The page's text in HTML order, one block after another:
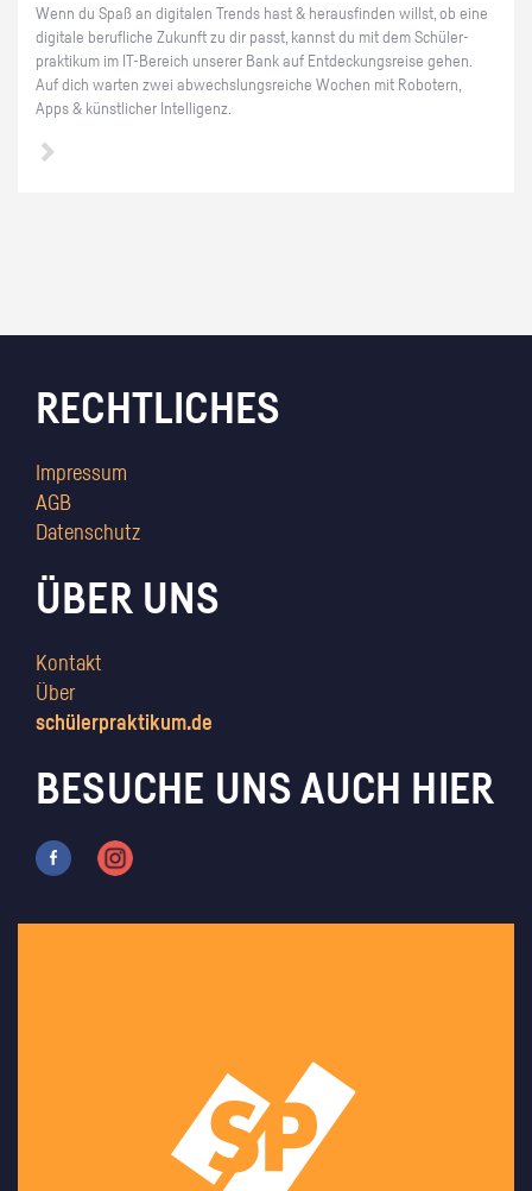
Wenn du Spaß an di­gi­ta­len Trends hast & her­aus­fin­den willst, ob eine
di­gi­ta­le be­ruf­li­che Zu­kunft zu dir passt, kannst du mit dem Schü­ler­
prak­ti­kum im IT-Be­reich un­se­rer Bank auf Ent­de­ckungs­rei­se gehen.
Auf dich war­ten zwei ab­wechs­lungs­rei­che Wo­chen mit Ro­bo­tern,
Apps & künst­li­cher In­tel­li­genz.
RECHTLICHES
Impressum
AGB
Datenschutz
ÜBER UNS
Kontakt
Über
schülerpraktikum.de
BESUCHE UNS AUCH HIER